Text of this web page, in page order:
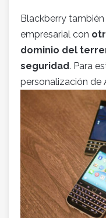
Blackberry
empresarial con
dominio del
seguridad. Para
personalización de